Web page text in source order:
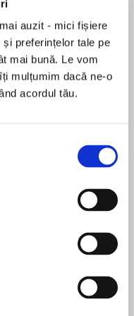
auzit - mici fișiere
preferințelor tale pe
mai bună. Le vom
mulțumim dacă ne-o
acordul tău.
from Josephine
reclusive old
door to anyone
daytime. But she
curtains.
are listening to
When the music
them. One
one of ten